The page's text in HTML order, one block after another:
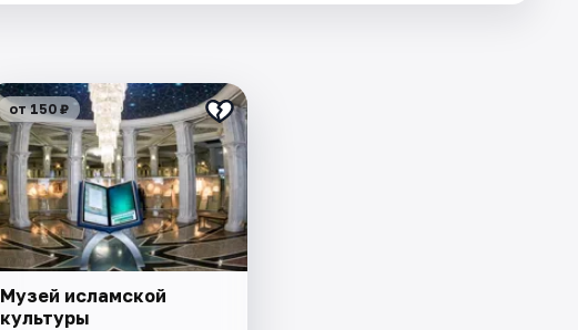
от 150 ₽
Музей исламской
культуры